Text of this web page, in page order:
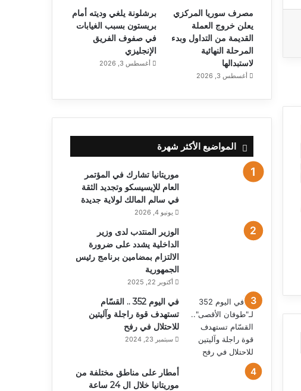
مصرف سوريا المركزي
يعلن خروج العملة
القديمة من التداول وبدء
المرحلة النهائية
لاستبدالها
أغسطس 3, 2026
برشلونة يلغي وديته أمام
بريستون بسبب الغيابات
في صفوف الفريق
الإنجليزي
أغسطس 3, 2026
المواضيع الأكثر شهرة
موريتانيا تشارك في المؤتمر
العام للإيسيسكو وتجديد الثقة
في سالم المالك لولاية جديدة
يونيو 4, 2026
الوزير المنتدب لدى وزير
الداخلية يشدد على ضرورة
الالتزام بمضامين برنامج رئيس
الجمهورية
أكتوبر 22, 2025
في اليوم 352 .. القسّام
تستهدف قوة راجلة وآليتين
للاحتلال في رفح
سبتمبر 23, 2024
أمطار على مناطق مختلفة من
موريتانيا خلال ال 24 ساعة